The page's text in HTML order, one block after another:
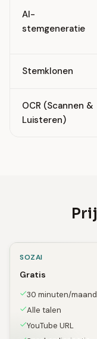
AI-
stemgeneratie
Stemklonen
OCR (Scannen &
Luisteren)
SOZAI
Gratis
30 minuten/maand
Alle talen
YouTube URL